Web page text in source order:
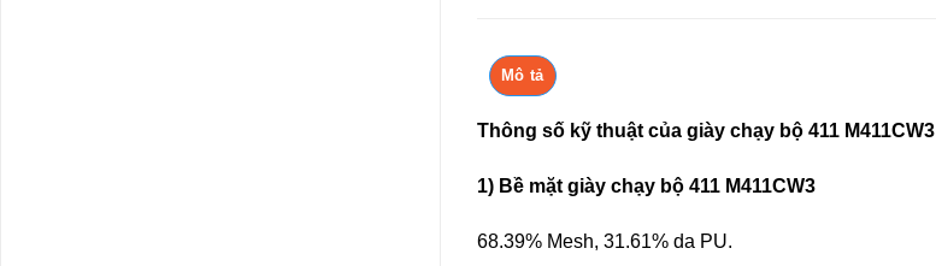
Mô tả
Thông số kỹ thuật của giày chạy bộ 411 M411CW3
1) Bề mặt giày chạy bộ 411 M411CW3
68.39% Mesh, 31.61% da PU.